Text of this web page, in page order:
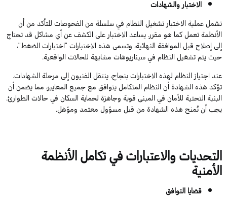
الاختبار والشهادات
تشمل عملية الاختبار تشغيل النظام في سلسلة من الفحوصات للتأكد من أن
الأنظمة تعمل كما هو مقرر. يساعد الاختبار على الكشف عن أي مشاكل قد تحتاج
إلى إصلاح قبل الموافقة النهائية، وتسمى هذه الاختبارات "اختبارات الضغط"،
حيث يتم تشغيل النظام في سيناريوهات مشابهة للحالات الواقعية.
عند اجتياز النظام لهذه الاختبارات بنجاح، ينتقل الفنيون إلى مرحلة الشهادات.
تؤكد هذه الشهادة أن النظام المتكامل يتوافق مع جميع المعايير، مما يضمن أن
البنية التحتية للأمان في المبنى قوية وجاهزة لحماية السكان في حالات الطوارئ.
يجب أن تُمنح هذه الشهادة من قبل مسؤول معتمد ومؤهل.
التحديات والاعتبارات في تكامل الأنظمة
الأمنية
قضايا التوافق